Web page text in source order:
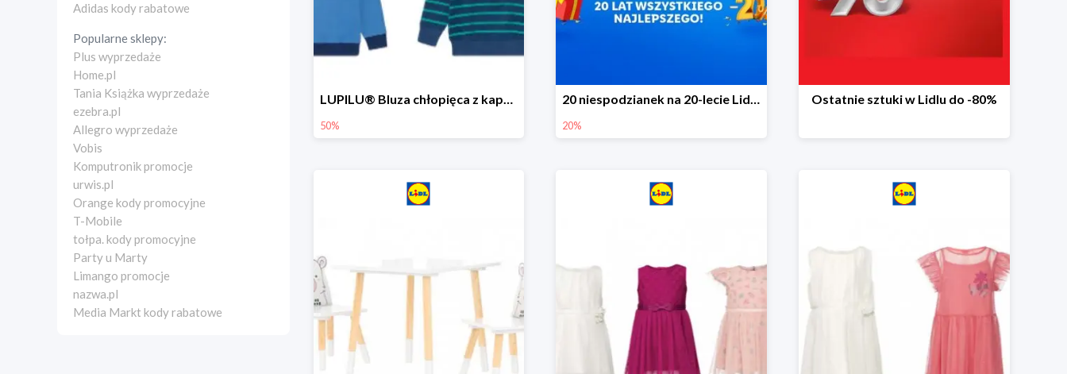
Adidas kody rabatowe
Popularne sklepy:
Plus wyprzedaże
Home.pl
Tania Książka wyprzedaże
ezebra.pl
Allegro wyprzedaże
Vobis
Komputronik promocje
urwis.pl
Orange kody promocyjne
T-Mobile
tołpa. kody promocyjne
Party u Marty
Limango promocje
nazwa.pl
Media Markt kody rabatowe
LUPILU® Bluza chłopięca z kapturem
50%
20 niespodzianek na 20-lecie Lidla do -20%
20%
Ostatnie sztuki w Lidlu do -80%